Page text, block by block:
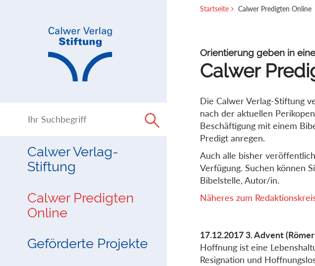
Calwer Verlag-
Stiftung
Calwer Predigten
Online
Geförderte Projekte
Startseite Calwer Predigten Online
Orientierung geben in
Calwer
Die Calwer Verlag-Stiftung
nach der aktuellen
Beschäftigung mit einem
Predigt anregen.
Auch alle bisher
Verfügung. Suchen können
Bibelstelle, Autor/in.
Näheres zum
17.12.20173. Advent
Hoffnung ist eine
Resignation und